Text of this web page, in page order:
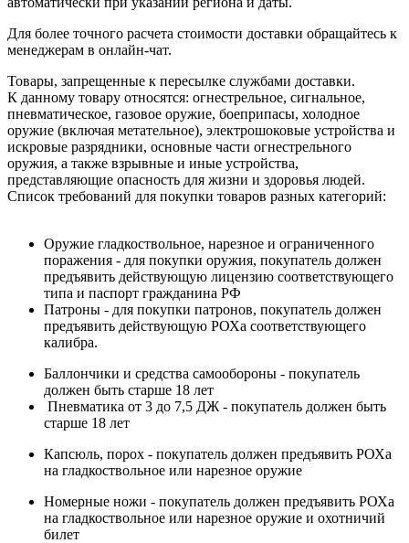
Для более точного расчета стоимости доставки обращайтесь к
менеджерам в онлайн-чат.
Товары, запрещенные к пересылке службами доставки.
К данному товару относятся: огнестрельное, сигнальное,
пневматическое, газовое оружие, боеприпасы, холодное
оружие (включая метательное), электрошоковые устройства и
искровые разрядники, основные части огнестрельного
оружия, а также взрывные и иные устройства,
представляющие опасность для жизни и здоровья людей.
Список требований для покупки товаров разных категорий:
Оружие гладкоствольное, нарезное и ограниченного
поражения - для покупки оружия, покупатель должен
предъявить действующую лицензию соответствующего
типа и паспорт гражданина РФ
Патроны - для покупки патронов, покупатель должен
предъявить действующую РОХа соответствующего
калибра.
Баллончики и средства самообороны - покупатель
должен быть старше 18 лет
Пневматика от 3 до 7,5 ДЖ - покупатель должен быть
старше 18 лет
Капсюль, порох - покупатель должен предъявить РОХа
на гладкоствольное или нарезное оружие
Номерные ножи - покупатель должен предъявить РОХа
на гладкоствольное или нарезное оружие и охотничий
билет